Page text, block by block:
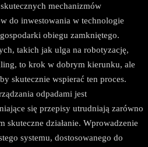
mechanizmów
do inwestowania w technologie
obiegu zamkniętego.
takich jak ulga na robotyzację,
to krok w dobrym kierunku, ale
skutecznie wspierać ten proces.
odpadami jest
się przepisy utrudniają zarówno
skuteczne działanie. Wprowadzenie
systemu, dostosowanego do